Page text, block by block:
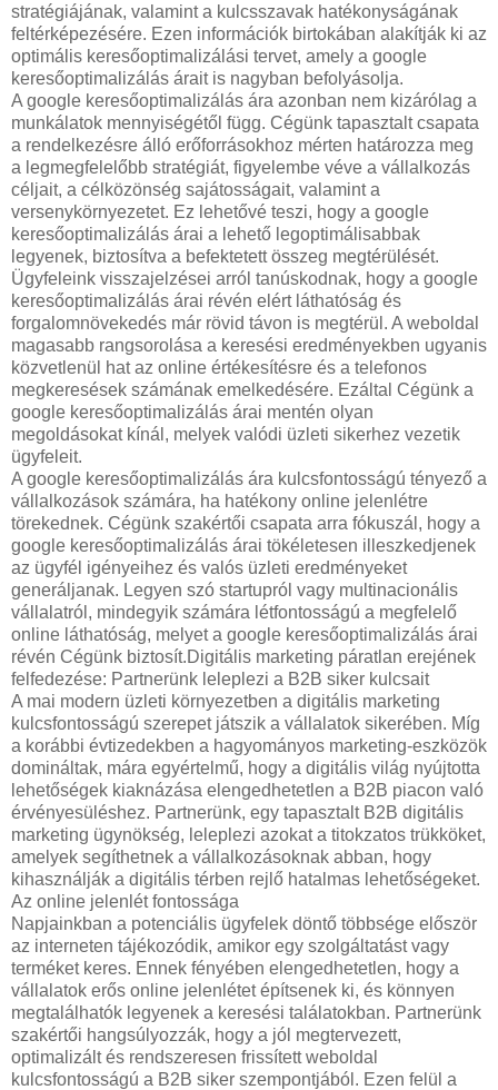
stratégiájának, valamint a kulcsszavak hatékonyságának
feltérképezésére. Ezen információk birtokában alakítják ki az
optimális keresőoptimalizálási tervet, amely a google
keresőoptimalizálás árait is nagyban befolyásolja.
A google keresőoptimalizálás ára azonban nem kizárólag a
munkálatok mennyiségétől függ. Cégünk tapasztalt csapata
a rendelkezésre álló erőforrásokhoz mérten határozza meg
a legmegfelelőbb stratégiát, figyelembe véve a vállalkozás
céljait, a célközönség sajátosságait, valamint a
versenykörnyezetet. Ez lehetővé teszi, hogy a google
keresőoptimalizálás árai a lehető legoptimálisabbak
legyenek, biztosítva a befektetett összeg megtérülését.
Ügyfeleink visszajelzései arról tanúskodnak, hogy a google
keresőoptimalizálás árai révén elért láthatóság és
forgalomnövekedés már rövid távon is megtérül. A weboldal
magasabb rangsorolása a keresési eredményekben ugyanis
közvetlenül hat az online értékesítésre és a telefonos
megkeresések számának emelkedésére. Ezáltal Cégünk a
google keresőoptimalizálás árai mentén olyan
megoldásokat kínál, melyek valódi üzleti sikerhez vezetik
ügyfeleit.
A google keresőoptimalizálás ára kulcsfontosságú tényező a
vállalkozások számára, ha hatékony online jelenlétre
törekednek. Cégünk szakértői csapata arra fókuszál, hogy a
google keresőoptimalizálás árai tökéletesen illeszkedjenek
az ügyfél igényeihez és valós üzleti eredményeket
generáljanak. Legyen szó startupról vagy multinacionális
vállalatról, mindegyik számára létfontosságú a megfelelő
online láthatóság, melyet a google keresőoptimalizálás árai
révén Cégünk biztosít.Digitális marketing páratlan erejének
felfedezése: Partnerünk leleplezi a B2B siker kulcsait
A mai modern üzleti környezetben a digitális marketing
kulcsfontosságú szerepet játszik a vállalatok sikerében. Míg
a korábbi évtizedekben a hagyományos marketing-eszközök
domináltak, mára egyértelmű, hogy a digitális világ nyújtotta
lehetőségek kiaknázása elengedhetetlen a B2B piacon való
érvényesüléshez. Partnerünk, egy tapasztalt B2B digitális
marketing ügynökség, leleplezi azokat a titokzatos trükköket,
amelyek segíthetnek a vállalkozásoknak abban, hogy
kihasználják a digitális térben rejlő hatalmas lehetőségeket.
Az online jelenlét fontossága
Napjainkban a potenciális ügyfelek döntő többsége először
az interneten tájékozódik, amikor egy szolgáltatást vagy
terméket keres. Ennek fényében elengedhetetlen, hogy a
vállalatok erős online jelenlétet építsenek ki, és könnyen
megtalálhatók legyenek a keresési találatokban. Partnerünk
szakértői hangsúlyozzák, hogy a jól megtervezett,
optimalizált és rendszeresen frissített weboldal
kulcsfontosságú a B2B siker szempontjából. Ezen felül a